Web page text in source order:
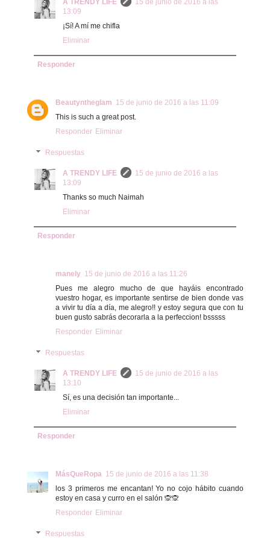
A TRENDY LIFE
15 de junio de 2016 a las
13:09
¡Sí! A mí me chifla
Eliminar
Responder
Beautyntheglam 15 de junio de 2016 a las 11:09
This is such a great post.
Responder Eliminar
Respuestas
A TRENDY LIFE
15 de junio de 2016 a las
13:09
Thanks so much Naimah
Eliminar
Responder
manely 15 de junio de 2016 a las 11:26
Pues me alegro mucho de que hayáis encontrado
vuestro hogar, es importante sentirse de bien donde vas
a vivir tu día a día, me alegro!! y estoy segura que con tu
buen gusto sabrás decorarla a la perfeccion! bsssss
Responder Eliminar
Respuestas
A TRENDY LIFE
15 de junio de 2016 a las
13:10
Sí, es una decisión tan importante...
Eliminar
Responder
MásQueRopa 15 de junio de 2016 a las 11:38
los 3 primeros me encantan! Yo no cojo hábito cuando
estoy en casa y curro en el salón 🙊🙊
Responder Eliminar
Respuestas